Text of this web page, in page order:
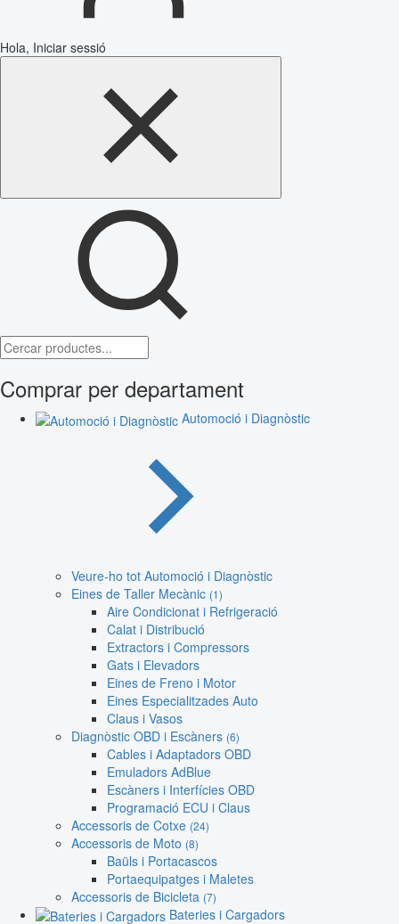
Hola, Iniciar sessió
Comprar per departament
Automoció i Diagnòstic
Veure-ho tot Automoció i Diagnòstic
Eines de Taller Mecànic (1)
Aire Condicionat i Refrigeració
Calat i Distribució
Extractors i Compressors
Gats i Elevadors
Eines de Freno i Motor
Eines Especialitzades Auto
Claus i Vasos
Diagnòstic OBD i Escàners (6)
Cables i Adaptadors OBD
Emuladors AdBlue
Escàners i Interfícies OBD
Programació ECU i Claus
Accessoris de Cotxe (24)
Accessoris de Moto (8)
Baüls i Portacascos
Portaequipatges i Maletes
Accessoris de Bicicleta (7)
Bateries i Cargadors